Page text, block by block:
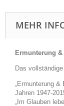
MEHR
Ermunterung &
Das
„Ermunterung &
Jahren 1947-
„Im Glauben